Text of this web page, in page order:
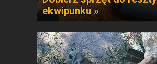
ekwipunku »